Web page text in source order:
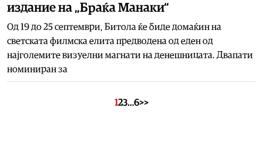
издание на „Браќа Манаки“
Од 19 до 25 септември, Битола ќе биде домаќин на
светската филмска елита предводена од еден од
најголемите визуелни магнати на денешницата. Двапати
номиниран за
123…6>>